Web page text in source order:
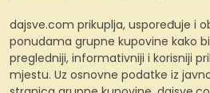
dajsve.com prikuplja, uspoređuje i
ponudama grupne kupovine kako
pregledniji, informativniji i korisniji
mjestu. Uz osnovne podatke iz